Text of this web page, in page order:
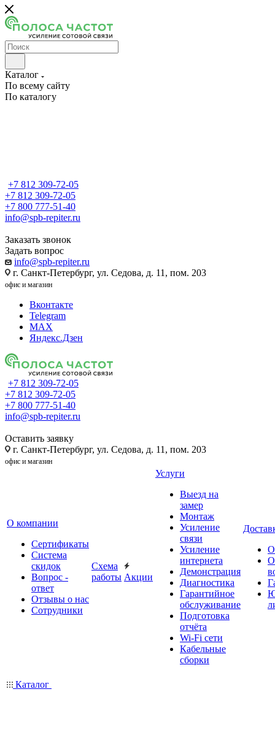
Каталог
По всему сайту
По каталогу
+7 812 309-72-05
+7 812 309-72-05
+7 800 777-51-40
info@spb-repiter.ru
Заказать звонок
Задать вопрос
info@spb-repiter.ru
г. Санкт-Петербург, ул. Седова, д. 11, пом. 203
офис и магазин
Вконтакте
Telegram
MAX
Яндекс.Дзен
+7 812 309-72-05
+7 812 309-72-05
+7 800 777-51-40
info@spb-repiter.ru
Оставить заявку
г. Санкт-Петербург, ул. Седова, д. 11, пом. 203
офис и магазин
О компании
Сертификаты
Система
скидок
Вопрос -
ответ
Отзывы о нас
Сотрудники
Схема
работы Акции
Услуги
Выезд на
замер
Монтаж
Усиление
связи
Усиление
интернета
Демонстрация
Диагностика
Гарантийное
обслуживание
Подготовка
отчёта
Wi-Fi сети
Кабельные
сборки
Каталог